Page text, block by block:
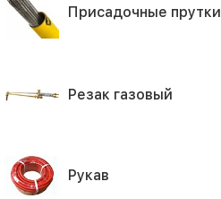
Присадочные прутки
Резак газовый
Рукав